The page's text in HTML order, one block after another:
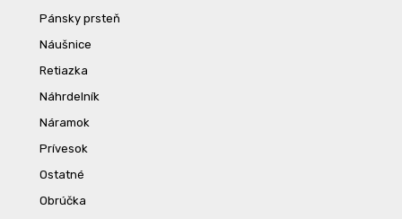
Pánsky prsteň
Náušnice
Retiazka
Náhrdelník
Náramok
Prívesok
Ostatné
Obrúčka